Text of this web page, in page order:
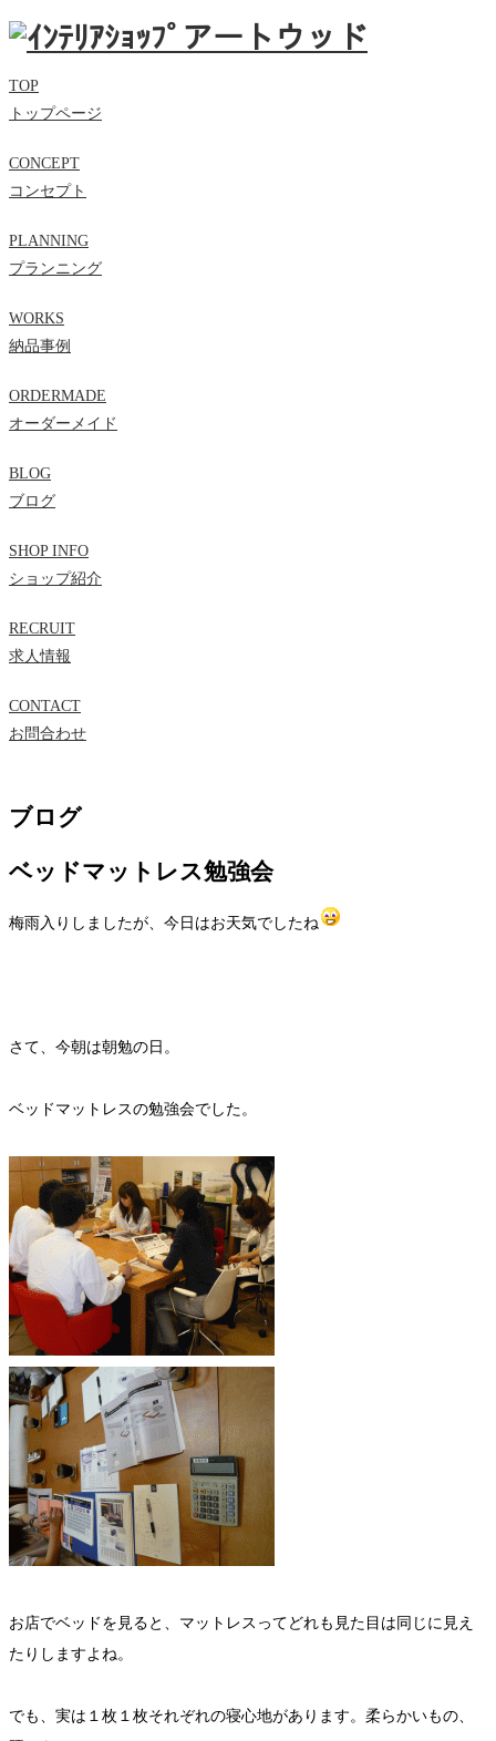
TOP
トップページ
CONCEPT
コンセプト
PLANNING
プランニング
WORKS
納品事例
ORDERMADE
オーダーメイド
BLOG
ブログ
SHOP INFO
ショップ紹介
RECRUIT
求人情報
CONTACT
お問合わせ
ブログ
ベッドマットレス勉強会
梅雨入りしましたが、今日はお天気でしたね
さて、今朝は朝勉の日。
ベッドマットレスの勉強会でした。
お店でベッドを見ると、マットレスってどれも見た目は同じに見え
たりしますよね。
でも、実は１枚１枚それぞれの寝心地があります。柔らかいもの、